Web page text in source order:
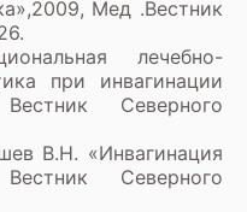
Мед .Вестник
лечебно-
при инвагинации
Северного
В.Н. «Инвагинация
Северного